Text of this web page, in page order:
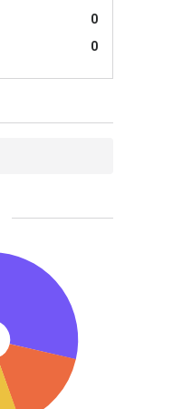
0
0